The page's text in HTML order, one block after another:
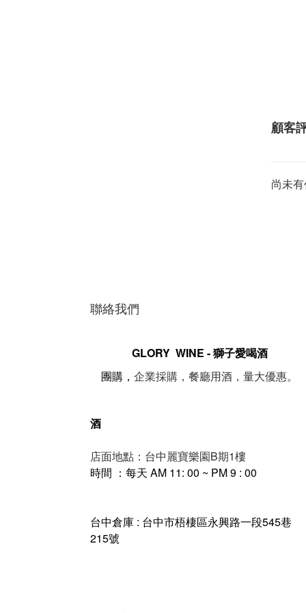
顧客
尚未
聯絡我們
GLORY WINE - 獅子愛喝酒
團購， 企業採購，餐廳用酒，量大優惠。
酒
店面地點：台中麗寶樂園B期1樓
時間 ：每天 AM 11: 00 ~ PM 9 : 00
台中倉庫 : 台中市梧棲區永興路一段545巷
215號